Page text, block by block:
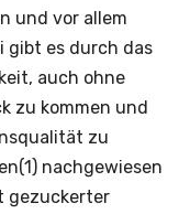
und vor allem
gibt es durch das
auch ohne
zu kommen und
zu
nachgewiesen
gezuckerter